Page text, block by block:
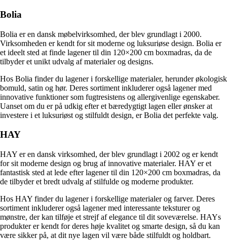
Bolia
Bolia er en dansk møbelvirksomhed, der blev grundlagt i 2000.
Virksomheden er kendt for sit moderne og luksuriøse design. Bolia er
et ideelt sted at finde lagener til din 120×200 cm boxmadras, da de
tilbyder et unikt udvalg af materialer og designs.
Hos Bolia finder du lagener i forskellige materialer, herunder økologisk
bomuld, satin og hør. Deres sortiment inkluderer også lagener med
innovative funktioner som fugtresistens og allergivenlige egenskaber.
Uanset om du er på udkig efter et bæredygtigt lagen eller ønsker at
investere i et luksuriøst og stilfuldt design, er Bolia det perfekte valg.
HAY
HAY er en dansk virksomhed, der blev grundlagt i 2002 og er kendt
for sit moderne design og brug af innovative materialer. HAY er et
fantastisk sted at lede efter lagener til din 120×200 cm boxmadras, da
de tilbyder et bredt udvalg af stilfulde og moderne produkter.
Hos HAY finder du lagener i forskellige materialer og farver. Deres
sortiment inkluderer også lagener med interessante teksturer og
mønstre, der kan tilføje et strejf af elegance til dit soveværelse. HAYs
produkter er kendt for deres høje kvalitet og smarte design, så du kan
være sikker på, at dit nye lagen vil være både stilfuldt og holdbart.